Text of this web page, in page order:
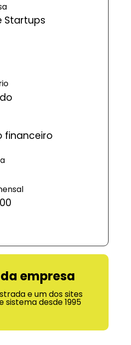
Startups
financeiro
empresa
e um dos sites
sistema desde 1995